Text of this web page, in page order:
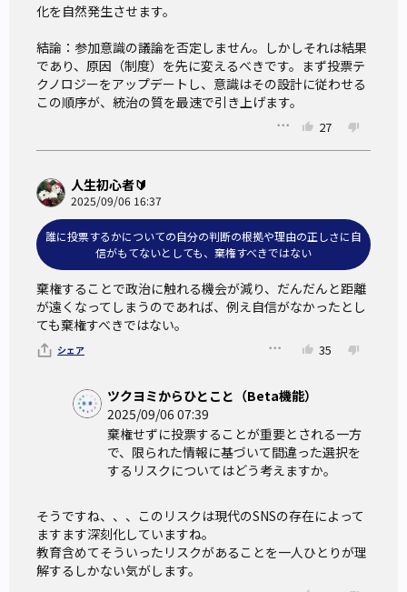
断と言えるだろう。このとき、たしかに友人にお店の選択を
委ねることは、自らの判断を保留して「棄権」する行為であ
る。かといって、未知の対象を選ぶ際に「判断しない」とい
う選択を非難する人はまずいない。
投票の棄権も同じことだ、とブレナンは考える。自身の判断
に確信が持てない場合、「より良い判断」ができる人に投票
一方で、ブレナンの主張には危うさも含まれている。
第一に、「悪い投票をするくらいなら棄権すべき」という
主張が人びとのあいだで誤って解釈され、本来の文脈から離
れて独り歩きしてしまう危険性がある。
『投票の倫理学』でブレナンが意図したのは、「自分は良い
投票ができているか」「良い投票をするための努力ができる
ところが、ブレナンの「自分が不適格だと思うなら棄権す
べき」というメッセージが誤読されると、「あなたは不適格
なので棄権せよ」と訴える他者批判へと歪められかねない。
「汝（なんじ）自身を知れ」という自省を求める書物が、
撃の道具として悪用される可能性を否定できないのである。
第二に、 ブレナンの棄権推奨論は、「良い投票」をする人
が一定数以上存在することを前提としている。
化を自然発生させます。
結論：参加意識の議論を否定しません。しかしそれは結果
であり、原因（制度）を先に変えるべきです。まず投票テ
クノロジーをアップデートし、意識はその設計に従わせる――
この順序が、統治の質を最速で引き上げます。
27
人生初心者🔰
2025/09/06 16:37
誰に投票するかについての自分の判断の根拠や理由の正しさに自
信がもてないとしても、棄権すべきではない
棄権することで政治に触れる機会が減り、だんだんと距離
が遠くなってしまうのであれば、例え自信がなかったとし
ても棄権すべきではない。
シェア 35
ツクヨミからひとこと（Beta機能）
2025/09/06 07:39
棄権せずに投票することが重要とされる一方
で、限られた情報に基づいて間違った選択を
するリスクについてはどう考えますか。
そうですね、、、このリスクは現代のSNSの存在によって
ますます深刻化していますね。
教育含めてそういったリスクがあることを一人ひとりが理
解するしかない気がします。